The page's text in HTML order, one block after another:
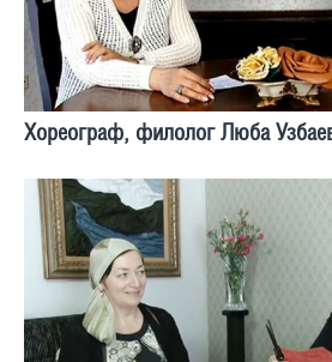
Хореограф, филолог Люба